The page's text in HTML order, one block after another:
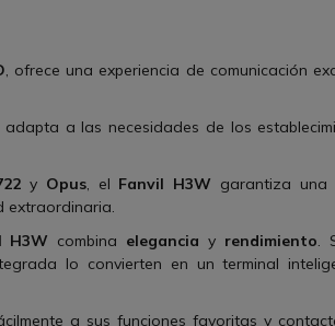
, ofrece una experiencia de comunicación
a las necesidades de los
y Opus, el Fanvil H3W garantiza una
extraordinaria.
H3W combina eleganciay rendimiento .
lo convierten en un terminal
a sus funciones favoritas y